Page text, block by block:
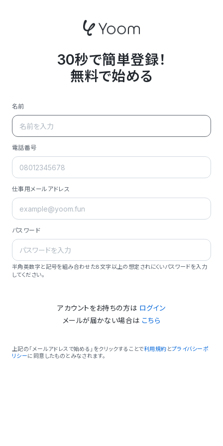
30秒で簡単登録！
無料で始める
名前
電話番号
仕事用メールアドレス
パスワード
半角英数字と記号を組み合わせた8文字以上の想定されにくいパスワードを入力
してください。
アカウントをお持ちの方は ログイン
メールが届かない場合は こちら
上記の「メールアドレスで始める」をクリックすることで利用規約 とプライバシーポ
リシーに同意したものとみなされます。